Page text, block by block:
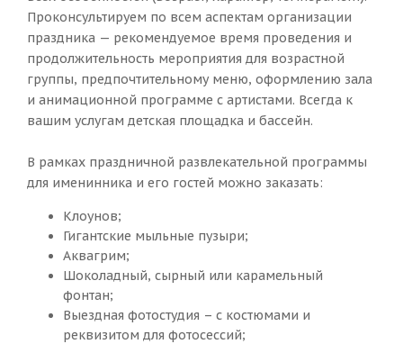
Проконсультируем по всем аспектам организации
праздника — рекомендуемое время проведения и
продолжительность мероприятия для возрастной
группы, предпочтительному меню, оформлению зала
и анимационной программе с артистами. Всегда к
вашим услугам детская площадка и бассейн.
В рамках праздничной развлекательной программы
для именинника и его гостей можно заказать:
Клоунов;
Гигантские мыльные пузыри;
Аквагрим;
Шоколадный, сырный или карамельный
фонтан;
Выездная фотостудия – с костюмами и
реквизитом для фотосессий;